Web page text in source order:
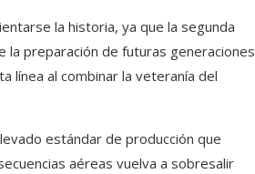
la historia, ya que la segunda
la preparación de futuras generaciones
línea al combinar la veteranía del
estándar de producción que
aéreas vuelva a sobresalir